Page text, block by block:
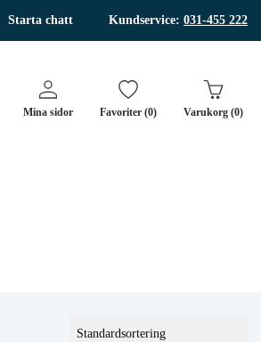
Starta chatt Kundservice: 031-455 222
Mina sidor Favoriter (0) Varukorg (0)